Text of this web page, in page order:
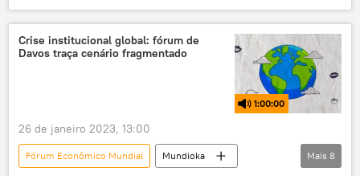
exclusiva
Brasil
Luiz Inácio Lula da Silva
Itamaraty
CELAC
Mercosul
política externa
financiamento internacional
Crise institucional global: fórum de
Davos traça cenário fragmentado
1:00:00
26 de janeiro 2023, 13:00
Fórum Econômico Mundial
Mundioka
Mais 8